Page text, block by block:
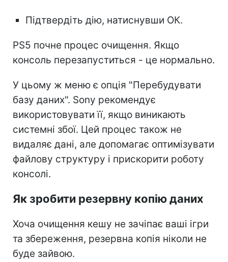
Підтвердіть дію, натиснувши ОК.
PS5 почне процес очищення. Якщо
консоль перезапуститься - це нормально.
У цьому ж меню є опція "Перебудувати
базу даних". Sony рекомендує
використовувати її, якщо виникають
системні збої. Цей процес також не
видаляє дані, але допомагає оптимізувати
файлову структуру і прискорити роботу
консолі.
Як зробити резервну копію даних
Хоча очищення кешу не зачіпає ваші ігри
та збереження, резервна копія ніколи не
буде зайвою.